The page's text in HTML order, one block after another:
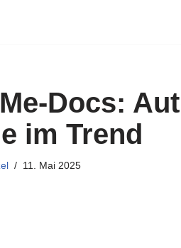
Docs:
im Trend
11. Mai 2025